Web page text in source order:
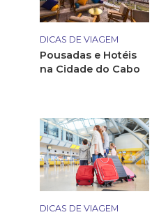
DICAS DE VIAGEM
Pousadas e Hotéis
na Cidade do Cabo
DICAS DE VIAGEM